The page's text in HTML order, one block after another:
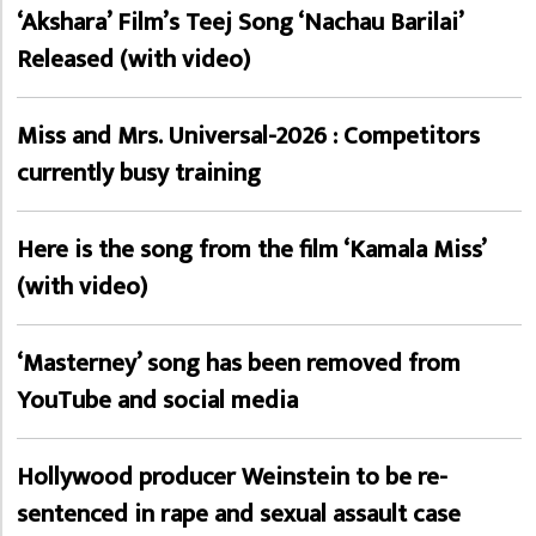
‘Akshara’ Film’s Teej Song ‘Nachau Barilai’
Released (with video)
Miss and Mrs. Universal-2026 : Competitors
currently busy training
Here is the song from the film ‘Kamala Miss’
(with video)
‘Masterney’ song has been removed from
YouTube and social media
Hollywood producer Weinstein to be re-
sentenced in rape and sexual assault case